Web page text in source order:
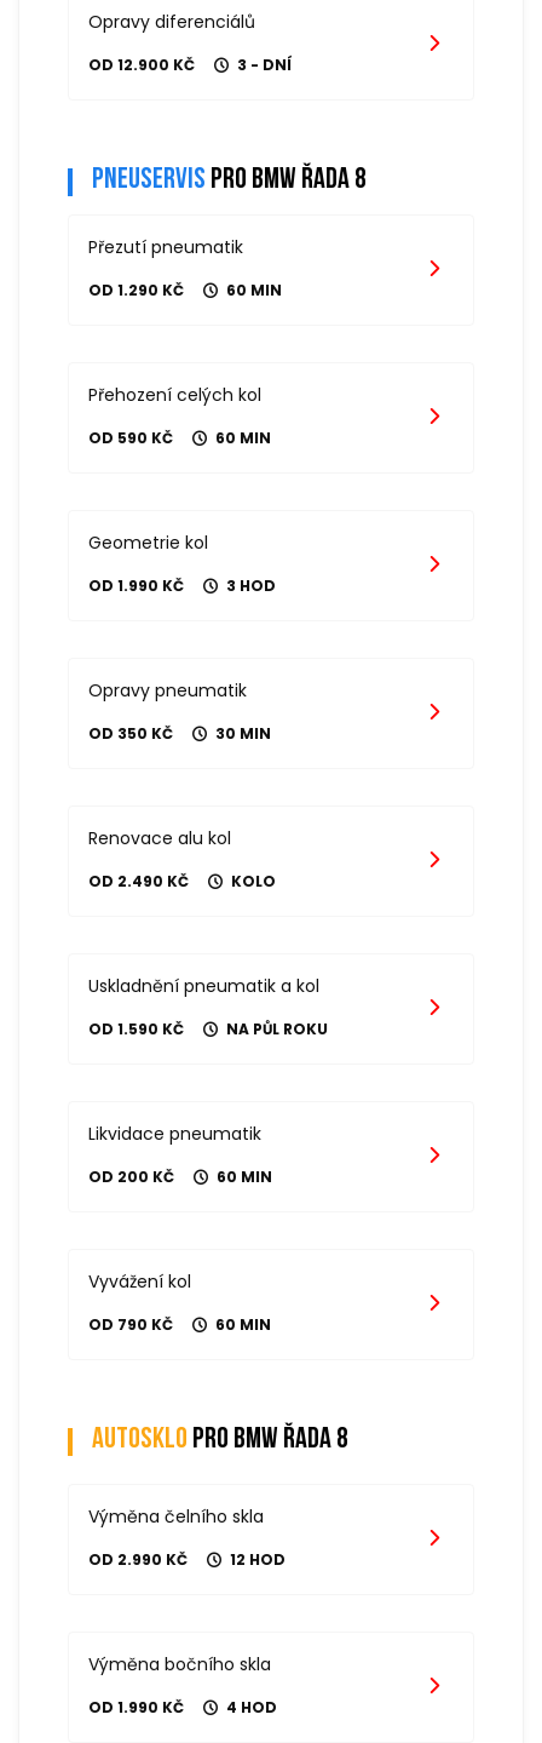
Opravy diferenciálů
OD 12.900 KČ 3 - DNÍ
Pneuservis pro bmw řada 8
Přezutí pneumatik
OD 1.290 KČ 60 MIN
Přehození celých kol
OD 590 KČ 60 MIN
Geometrie kol
OD 1.990 KČ 3 HOD
Opravy pneumatik
OD 350 KČ 30 MIN
Renovace alu kol
OD 2.490 KČ KOLO
Uskladnění pneumatik a kol
OD 1.590 KČ NA PŮL ROKU
Likvidace pneumatik
OD 200 KČ 60 MIN
Vyvážení kol
OD 790 KČ 60 MIN
Autosklo pro bmw řada 8
Výměna čelního skla
OD 2.990 KČ 12 HOD
Výměna bočního skla
OD 1.990 KČ 4 HOD